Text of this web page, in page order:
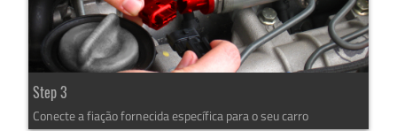
Step 3
Conecte a fiação fornecida específica para o seu carro